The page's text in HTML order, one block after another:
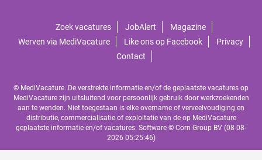
Zoek vacatures JobAlert
Magazine
Werven via MediVacature
Like ons op Facebook
Privacy
Contact
© MediVacature. De verstrekte informatie en/of de geplaatste vacatures op
MediVacature zijn uitsluitend voor persoonlijk gebruik door werkzoekenden
aan te wenden. Niet toegestaan is elke overname of verveelvoudiging en
distributie, commercialisatie of exploitatie van de op MediVacature
geplaatste informatie en/of vacatures. Software © Corn Group BV (08-08-
2026 05:25:46)